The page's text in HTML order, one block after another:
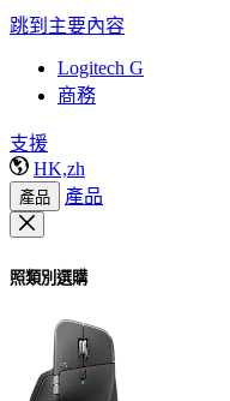
跳到主要內容
Logitech G
商務
支援
HK,zh
產品 產品
照類別選購